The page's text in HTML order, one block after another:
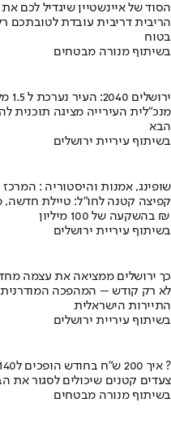
הסוד של איינשטיין שיגדיל לכם
הריבית דריבית עובדת לטובתכם
בטוח
בשיתוף מנורה מבטחים
ירושלים 2040: העיר נערכת ל 1.5 מליון תושבים
מנכ"לית העירייה מציגה תוכנית
הבא
בשיתוף עיריית ירושלים
שופינג, אמנות והיסטוריה :
קפיצה קטנה לחו"ל: טיילת חדשה,
בהשקעה של 100 מיליון ₪
בשיתוף עיריית ירושלים
כך ירושלים ממציאה את עצמה
לא רק קודש – המהפכה
התיירות הישראלית
בשיתוף עיריית ירושלים
איך 200 ש"ח בחודש הופכים ל140 אלף ?
צעדים קטנים שיכולים לסגור את
בשיתוף מנורה מבטחים